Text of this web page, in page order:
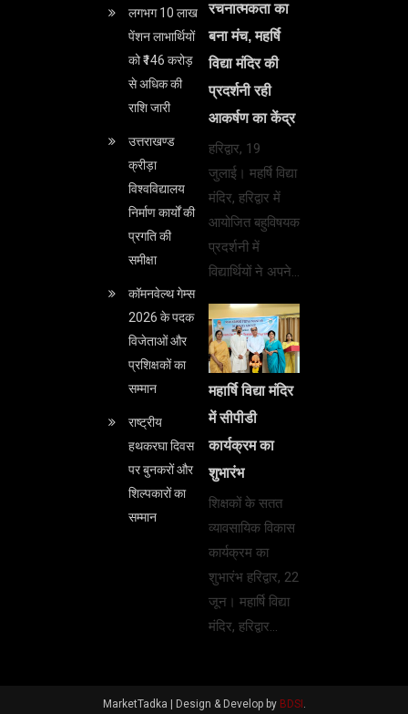
लगभग 10 लाख
पेंशन लाभार्थियों
को ₹146 करोड़
से अधिक की
राशि जारी
उत्तराखण्ड
क्रीड़ा
विश्वविद्यालय
निर्माण कार्यों की
प्रगति की
समीक्षा
कॉमनवेल्थ गेम्स
2026 के पदक
विजेताओं और
प्रशिक्षकों का
सम्मान
राष्ट्रीय
हथकरघा दिवस
पर बुनकरों और
शिल्पकारों का
सम्मान
रचनात्मकता का
बना मंच, महर्षि
विद्या मंदिर की
प्रदर्शनी रही
आकर्षण का केंद्र
हरिद्वार, 19
जुलाई। महर्षि विद्या
मंदिर, हरिद्वार में
आयोजित बहुविषयक
प्रदर्शनी में
विद्यार्थियों ने अपने…
महार्षि विद्या मंदिर
में सीपीडी
कार्यक्रम का
शुभारंभ
शिक्षकों के सतत
व्यावसायिक विकास
कार्यक्रम का
शुभारंभ हरिद्वार, 22
जून। महार्षि विद्या
मंदिर, हरिद्वार…
MarketTadka | Design & Develop by BDSI.